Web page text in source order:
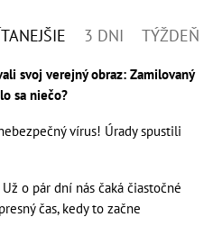
3 DNI TÝŽDEŇ
svoj verejný obraz: Zamilovaný
sa niečo?
vírus! Úrady spustili
o pár dní nás čaká čiastočné
čas, kedy to začne